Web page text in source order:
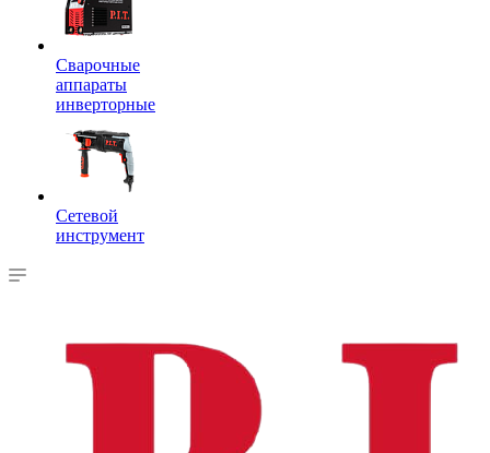
Сварочные
аппараты
инверторные
Сетевой
инструмент